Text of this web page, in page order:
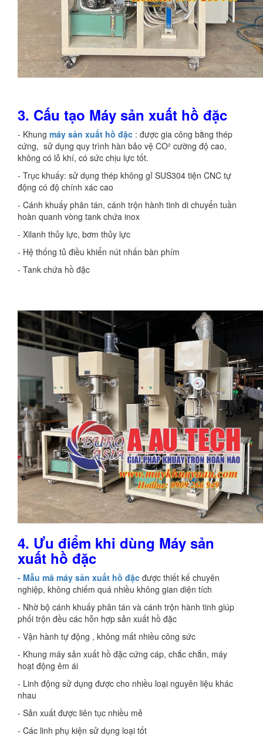
3. Cấu tạo Máy sản xuất hồ đặc
- Khung máy sản xuất hồ đặc : được gia công bằng thép
cứng, sử dụng quy trình hàn bảo vệ CO² cường độ cao,
không có lỗ khí, có sức chịu lực tốt.
- Trục khuấy: sử dụng thép không gỉ SUS304 tiện CNC tự
động có độ chính xác cao
- Cánh khuấy phân tán, cánh trộn hành tinh di chuyển tuần
hoàn quanh vòng tank chứa inox
- Xilanh thủy lực, bơm thủy lực
- Hệ thống tủ điều khiển nút nhấn bàn phím
- Tank chứa hồ đặc
4. Ưu điểm khi dùng Máy sản
xuất hồ đặc
- Mẫu mã máy sản xuất hồ đặc được thiết kế chuyên
nghiệp, không chiếm quá nhiều không gian diện tích
- Nhờ bộ cánh khuấy phân tán và cánh trộn hành tinh giúp
phối trộn đều các hỗn hợp sản xuất hồ đặc
- Vận hành tự động , không mất nhiều công sức
- Khung máy sản xuất hồ đặc cứng cáp, chắc chắn, máy
hoạt động êm ái
- Linh động sử dụng được cho nhiều loại nguyên liệu khác
nhau
- Sản xuất được liên tục nhiều mẻ
- Các linh phụ kiện sử dụng loại tốt